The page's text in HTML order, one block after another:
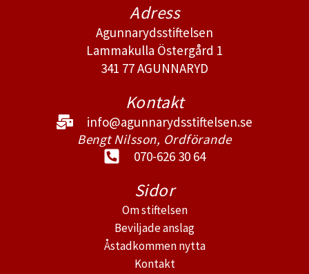
Adress
Agunnarydsstiftelsen
Lammakulla Östergård 1
341 77 AGUNNARYD
Kontakt
info@agunnarydsstiftelsen.se
Bengt Nilsson, Ordförande
070-626 30 64
Sidor
Om stiftelsen
Beviljade anslag
Åstadkommen nytta
Kontakt